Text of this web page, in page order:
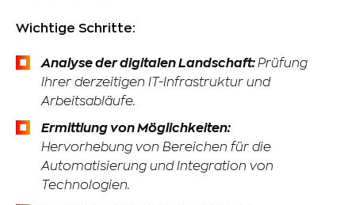
Wichtige Schritte:
Analyse der digitalen Landschaft:Prüfung
Ihrer derzeitigen IT-Infrastruktur und
Arbeitsabläufe.
Ermittlung von Möglichkeiten:
Hervorhebung von Bereichen für die
Automatisierung und Integration von
Technologien.